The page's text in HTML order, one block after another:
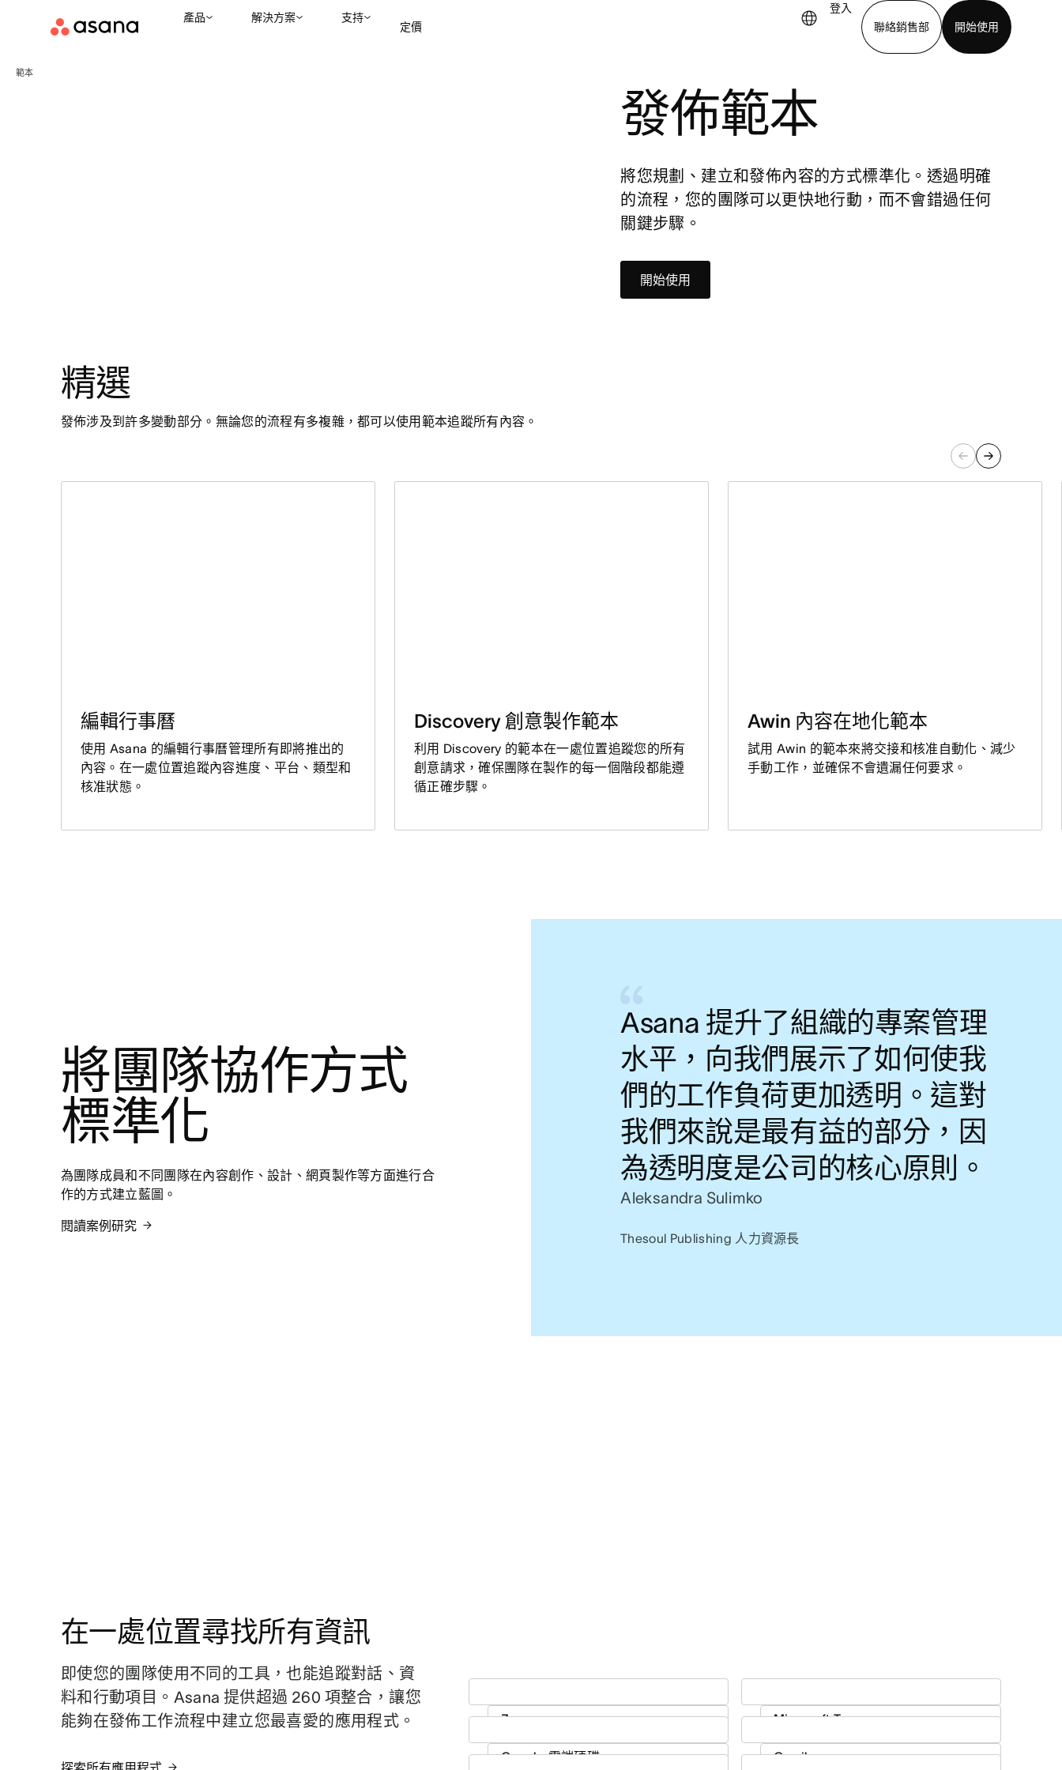
產品 解決方案 支持
定價
登入
聯絡銷售部
開始使用
聯絡銷售部 檢視示範 下載應用程式
範本
發佈範本
將您規劃、建立和發佈內容的方式標準化。透過明確
的流程，您的團隊可以更快地行動，而不會錯過任何
關鍵步驟。
開始使用
精選
發佈涉及到許多變動部分。無論您的流程有多複雜，都可以使用範本追蹤所有內容。
編輯行事曆
使用 Asana 的編輯行事曆管理所有即將推出的
內容。在一處位置追蹤內容進度、平台、類型和
核准狀態。
Discovery 創意製作範本
利用 Discovery 的範本在一處位置追蹤您的所有
創意請求，確保團隊在製作的每一個階段都能遵
循正確步驟。
Awin 內容在地化範本
試用 Awin 的範本來將交接和核准自動化、減少
手動工作，並確保不會遺漏任何要求。
Asana 提升了組織的專案管理
水平，向我們展示了如何使我
們的工作負荷更加透明。這對
我們來說是最有益的部分，因
為透明度是公司的核心原則。
Aleksandra Sulimko
Thesoul Publishing 人力資源長
將團隊協作方式
標準化
為團隊成員和不同團隊在內容創作、設計、網頁製作等方面進行合
作的方式建立藍圖。
閱讀案例研究
在一處位置尋找所有資訊
即使您的團隊使用不同的工具，也能追蹤對話、資
料和行動項目。Asana 提供超過 260 項整合，讓您
能夠在發佈工作流程中建立您最喜愛的應用程式。